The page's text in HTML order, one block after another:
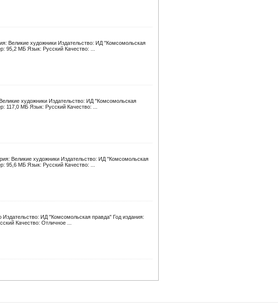
Великие художники Издательство: ИД "Комсомольская
95,2 МБ Язык: Русский Качество: ...
художники Издательство: ИД "Комсомольская
117,0 МБ Язык: Русский Качество: ...
Великие художники Издательство: ИД "Комсомольская
95,6 МБ Язык: Русский Качество: ...
ИД "Комсомольская правда" Год издания:
Качество: Отличное ...